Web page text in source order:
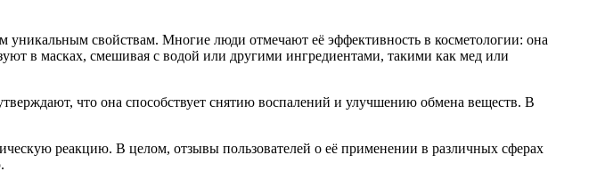
свойствам. Многие люди отмечают её эффективность в косметологии: она
в масках, смешивая с водой или другими ингредиентами, такими как мед или
что она способствует снятию воспалений и улучшению обмена веществ. В
реакцию. В целом, отзывы пользователей о её применении в различных сферах